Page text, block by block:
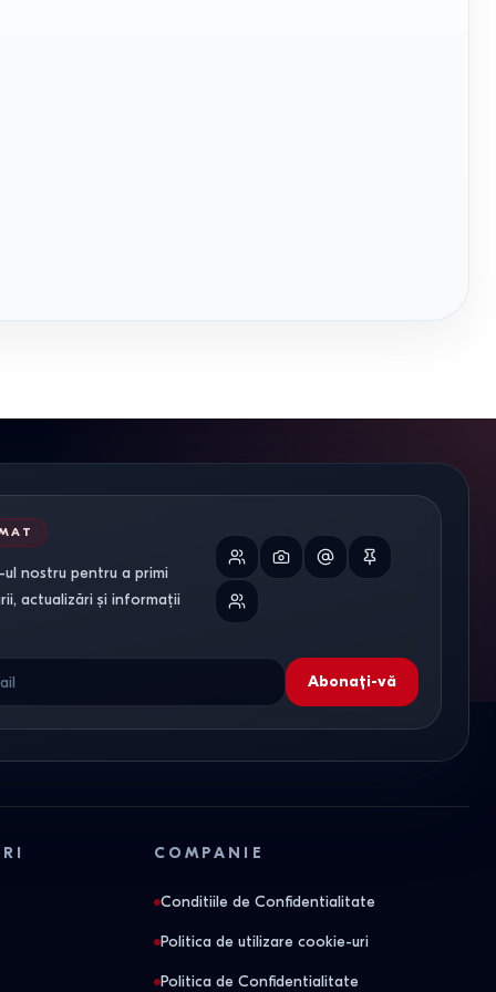
nostru pentru a primi
actualizări și informații
Abonați-vă
COMPANIE
Conditiile de Confidentialitate
Politica de utilizare cookie-uri
Politica de Confidentialitate